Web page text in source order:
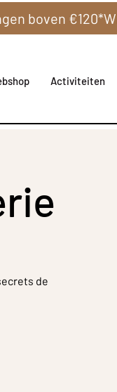
Activiteiten
de